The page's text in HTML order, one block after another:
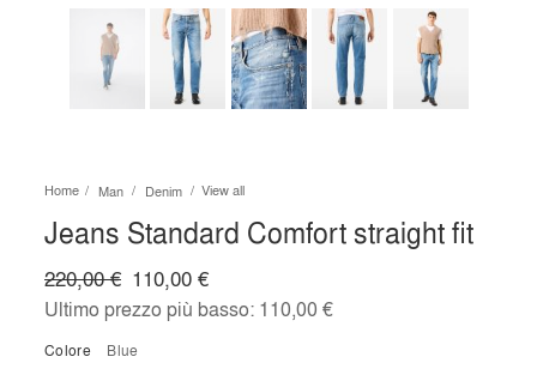
Home Man Denim View all
Jeans Standard Comfort straight fit
110,00 €
220,00 €
Ultimo prezzo più basso: 110,00 €
Colore blue